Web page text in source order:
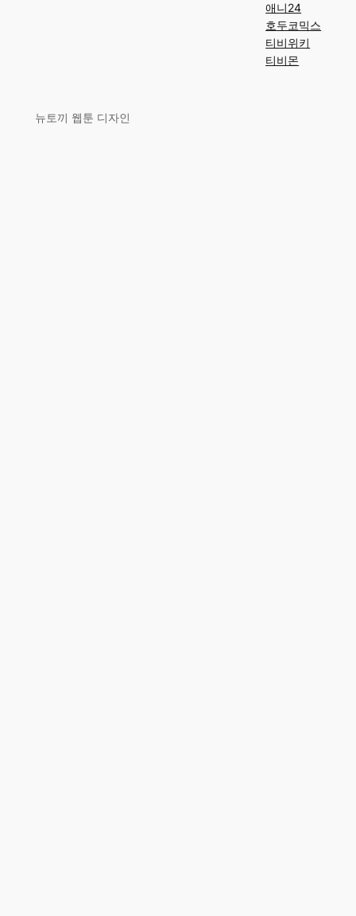
애니24
호두코믹스
티비위키
티비몬
뉴토끼 웹툰 디자인